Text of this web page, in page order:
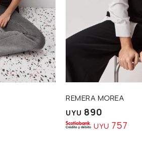
REMERA MOREA
UYU 890
UYU 757